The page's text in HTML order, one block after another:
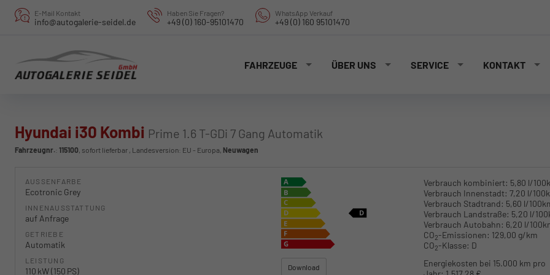
E-Mail Kontakt
info@autogalerie-seidel.de
Haben Sie Fragen?
+49 (0) 160-95101470
WhatsApp Verkauf
+49 (0) 160 95101470
FAHRZEUGE ÜBER UNS SERVICE KONTAKT
Hyundai i30 Kombi Prime 1.6 T-GDi 7 Gang Automatik
Fahrzeugnr.: 115100, sofort lieferbar , Landesversion: EU - Europa, Neuwagen
AUSSENFARBE
Ecotronic Grey
INNENAUSSTATTUNG
auf Anfrage
GETRIEBE
Automatik
LEISTUNG
110 kW (150 PS)
Verbrauch kombiniert: 5,80 l/
Verbrauch Innenstadt: 7,20 l/
Verbrauch Stadtrand: 5,60 l/
Verbrauch Landstraße: 5,20 l/
Verbrauch Autobahn: 6,20 l/
CO2-Emissionen: 129,00 g/km
CO2-Klasse: D
Download
Energiekosten bei 15.000 km pro